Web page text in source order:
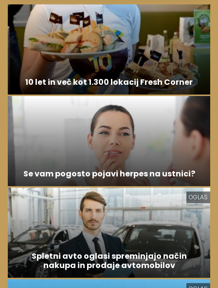
10 let in več kot 1.300 lokacij Fresh Corner
Se vam pogosto pojavi herpes na ustnici?
OGLAS
Spletni avto oglasi spreminjajo način
nakupa in prodaje avtomobilov